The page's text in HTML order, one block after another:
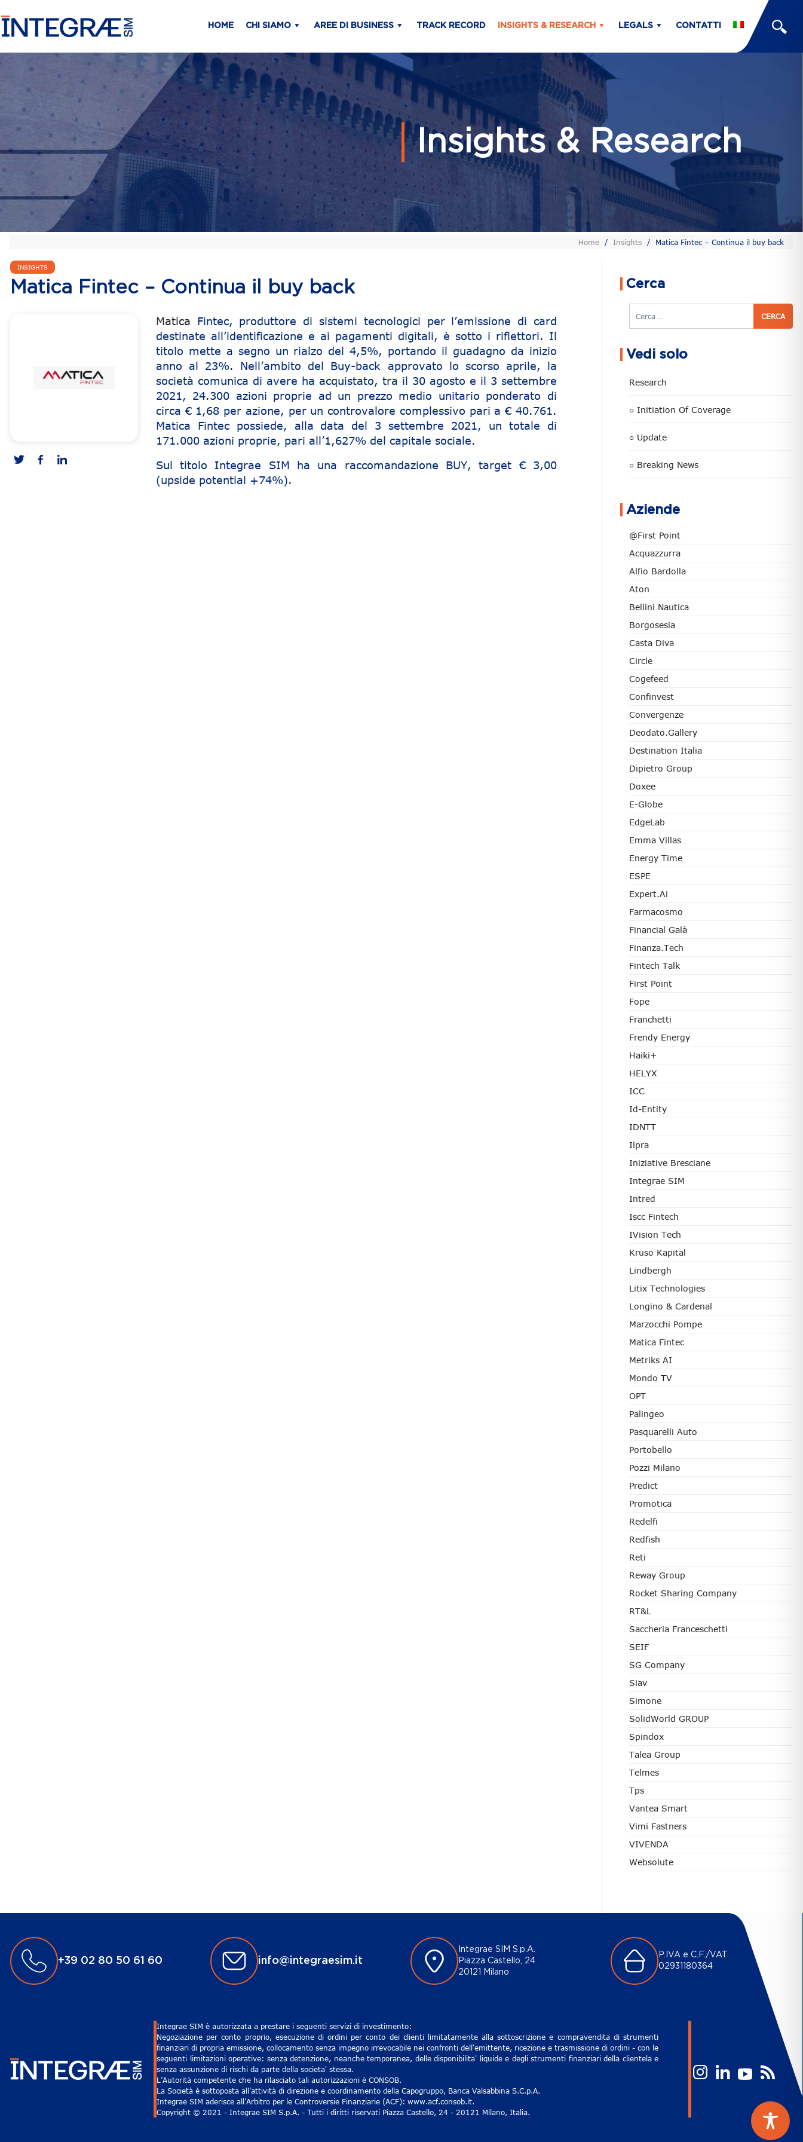
HOME CHI SIAMO AREE DI BUSINESS TRACK RECORD INSIGHTS & RESEARCH LEGALS CONTATTI
Insights & Research
Home / Insights / Matica Fintec – Continua il buy back
INSIGHTS
Matica Fintec – Continua il buy back
Matica Fintec, produttore di sistemi tecnologici per l’emissione di card
destinate all’identificazione e ai pagamenti digitali, è sotto i riflettori. Il
titolo mette a segno un rialzo del 4,5%, portando il guadagno da inizio
anno al 23%. Nell’ambito del Buy-back approvato lo scorso aprile, la
società comunica di avere ha acquistato, tra il 30 agosto e il 3 settembre
2021, 24.300 azioni proprie ad un prezzo medio unitario ponderato di
circa € 1,68 per azione, per un controvalore complessivo pari a € 40.761.
Matica Fintec possiede, alla data del 3 settembre 2021, un totale di
171.000 azioni proprie, pari all’1,627% del capitale sociale.
Sul titolo Integrae SIM ha una raccomandazione BUY, target € 3,00
(upside potential +74%).
Cerca
Cerca
Vedi solo
Research
○ Initiation Of Coverage
○ Update
○ Breaking News
Aziende
@First Point
Acquazzurra
Alfio Bardolla
Aton
Bellini Nautica
Borgosesia
Casta Diva
Circle
Cogefeed
Confinvest
Convergenze
Deodato.Gallery
Destination Italia
Dipietro Group
Doxee
E-Globe
EdgeLab
Emma Villas
Energy Time
ESPE
Expert.ai
Farmacosmo
Financial Galà
Finanza.tech
Fintech Talk
First Point
Fope
Franchetti
Frendy Energy
Haiki+
HELYX
ICC
Id-Entity
IDNTT
Ilpra
Iniziative Bresciane
Integrae SIM
Intred
Iscc Fintech
IVision Tech
Kruso Kapital
Lindbergh
Litix Technologies
Longino & Cardenal
Marzocchi Pompe
Matica Fintec
Metriks AI
Mondo TV
OPT
Palingeo
Pasquarelli Auto
Portobello
Pozzi Milano
Predict
Promotica
Redelfi
Redfish
Reti
Reway Group
Rocket Sharing Company
RT&L
Saccheria Franceschetti
SEIF
SG Company
Siav
Simone
SolidWorld GROUP
Spindox
Talea Group
Telmes
Tps
Vantea Smart
Vimi Fastners
VIVENDA
Websolute
+39 02 80 50 61 60 info@integraesim.it
Integrae SIM S.p.A.
Piazza Castello, 24
20121 Milano
P.IVA e C.F./VAT
02931180364
Integrae SIM è autorizzata a prestare i seguenti servizi di investimento:
Negoziazione per conto proprio, esecuzione di ordini per conto dei clienti limitatamente alla sottoscrizione e compravendita di strumenti
finanziari di propria emissione, collocamento senza impegno irrevocabile nei confronti dell'emittente, ricezione e trasmissione di ordini - con le
seguenti limitazioni operative: senza detenzione, neanche temporanea, delle disponibilita' liquide e degli strumenti finanziari della clientela e
senza assunzione di rischi da parte della societa' stessa.
L’Autorità competente che ha rilasciato tali autorizzazioni è CONSOB.
La Società è sottoposta all’attività di direzione e coordinamento della Capogruppo, Banca Valsabbina S.C.p.A.
Integrae SIM aderisce all’Arbitro per le Controversie Finanziarie (ACF): www.acf.consob.it.
Copyright © 2021 - Integrae SIM S.p.A. - Tutti i diritti riservati Piazza Castello, 24 - 20121 Milano, Italia.